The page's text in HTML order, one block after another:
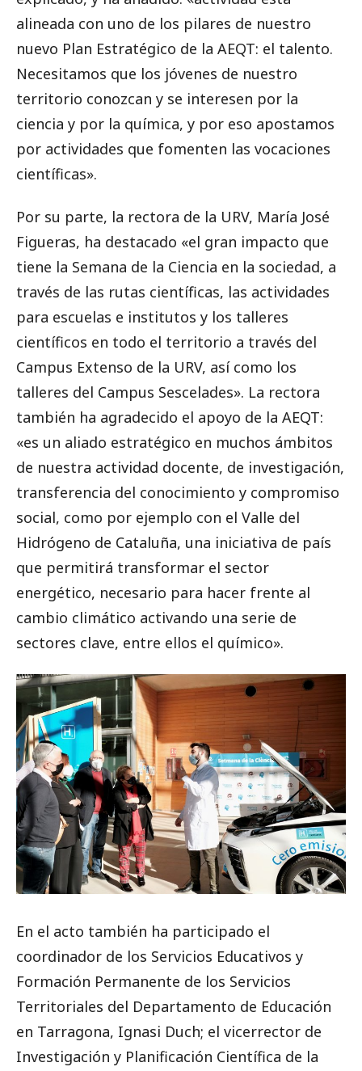
alineada con uno de los pilares de nuestro
nuevo Plan Estratégico de la AEQT: el talento.
Necesitamos que los jóvenes de nuestro
territorio conozcan y se interesen por la
ciencia y por la química, y por eso apostamos
por actividades que fomenten las vocaciones
científicas».
Por su parte, la rectora de la URV, María José
Figueras, ha destacado «el gran impacto que
tiene la Semana de la Ciencia en la sociedad, a
través de las rutas científicas, las actividades
para escuelas e institutos y los talleres
científicos en todo el territorio a través del
Campus Extenso de la URV, así como los
talleres del Campus Sescelades». La rectora
también ha agradecido el apoyo de la AEQT:
«es un aliado estratégico en muchos ámbitos
de nuestra actividad docente, de investigación,
transferencia del conocimiento y compromiso
social, como por ejemplo con el Valle del
Hidrógeno de Cataluña, una iniciativa de país
que permitirá transformar el sector
energético, necesario para hacer frente al
cambio climático activando una serie de
sectores clave, entre ellos el químico».
En el acto también ha participado el
coordinador de los Servicios Educativos y
Formación Permanente de los Servicios
Territoriales del Departamento de Educación
en Tarragona, Ignasi Duch; el vicerrector de
Investigación y Planificación Científica de la